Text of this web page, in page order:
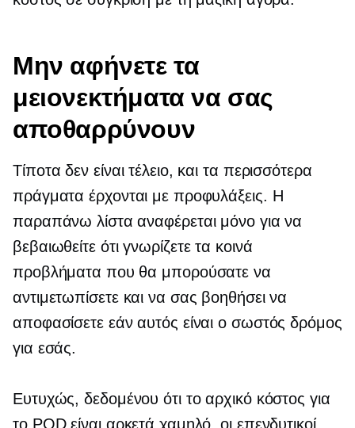
Μην αφήνετε τα
μειονεκτήματα να σας
αποθαρρύνουν
Τίποτα δεν είναι τέλειο, και τα περισσότερα
πράγματα έρχονται με προφυλάξεις. Η
παραπάνω λίστα αναφέρεται μόνο για να
βεβαιωθείτε ότι γνωρίζετε τα κοινά
προβλήματα που θα μπορούσατε να
αντιμετωπίσετε και να σας βοηθήσει να
αποφασίσετε εάν αυτός είναι ο σωστός δρόμος
για εσάς.
Ευτυχώς, δεδομένου ότι το αρχικό κόστος για
το POD είναι αρκετά χαμηλό, οι επενδυτικοί